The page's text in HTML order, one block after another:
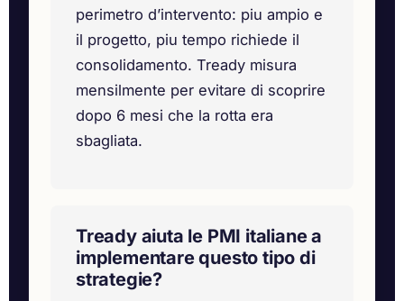
perimetro d’intervento: piu ampio e
il progetto, piu tempo richiede il
consolidamento. Tready misura
mensilmente per evitare di scoprire
dopo 6 mesi che la rotta era
sbagliata.
Tready aiuta le PMI italiane a
implementare questo tipo di
strategie?